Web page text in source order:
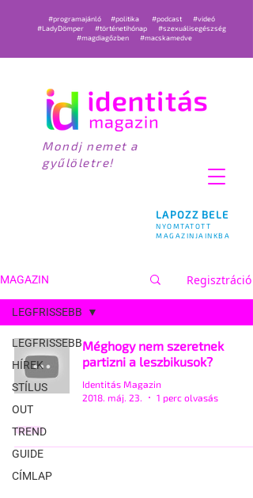
LAPOZZ BELE
NYOMTATOTT
MAGAZINJAINKBA
#programajánló #politika #podcast
#videó
#LadyDömper
#történetihónap
#szexuálisegészség
#magdiagőzben
#macskamedve
Mondj nemet a
gyűlöletre!
MAGAZIN Regisztráció
LEGFRISSEBB
HÍREK
STÍLUS
OUT
TREND
GUIDE
CÍMLAP
LEGFRISSEBB
Méghogy nem szeretnek
partizni a leszbikusok?
Identitás Magazin
2018. máj. 23.
1 perc olvasás